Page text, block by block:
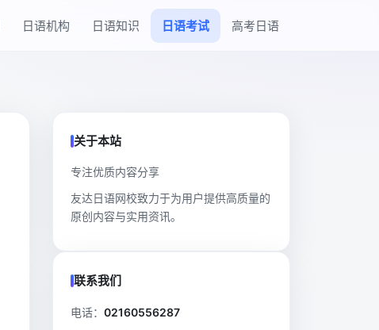
日语机构 日语知识 日语考试 高考日语
关于本站
专注优质内容分享
友达日语网校致力于为用户提供高质量的
原创内容与实用资讯。
联系我们
电话： 02160556287